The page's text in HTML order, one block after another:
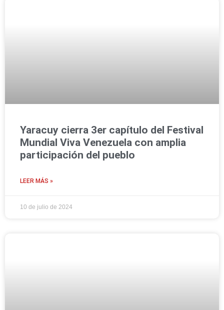
Yaracuy cierra 3er capítulo del Festival
Mundial Viva Venezuela con amplia
participación del pueblo
LEER MÁS »
10 de julio de 2024